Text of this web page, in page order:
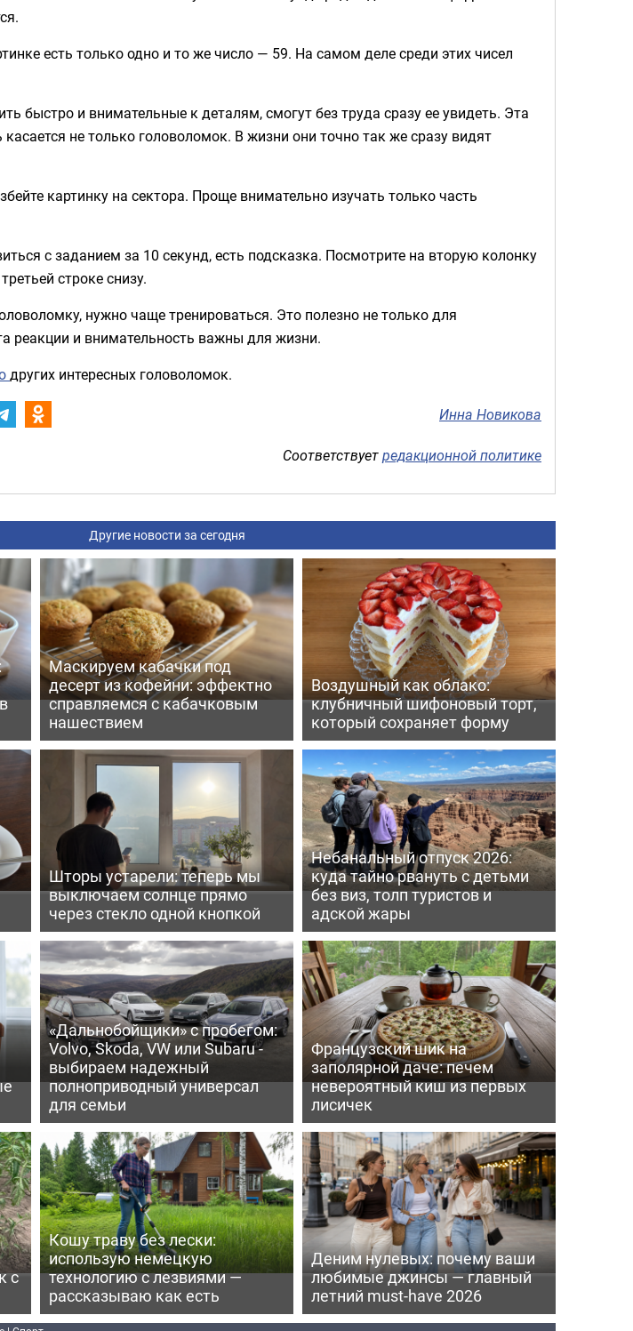
есть только одно и то же число — 59. На самом деле среди этих чисел
быстро и внимательные к деталям, смогут без труда сразу ее увидеть. Эта
касается не только головоломок. В жизни они точно так же сразу видят
картинку на сектора. Проще внимательно изучать только часть
с заданием за 10 секунд, есть подсказка. Посмотрите на вторую колонку
строке снизу.
нужно чаще тренироваться. Это полезно не только для
реакции и внимательность важны для жизни.
других интересных головоломок.
Инна Новикова
Соответствуетредакционной политике
Другие новости за сегодня
Маскируем кабачки под
десерт из кофейни: эффектно
справляемся с кабачковым
нашествием
Воздушный как облако:
клубничный шифоновый торт,
который сохраняет форму
Шторы устарели: теперь мы
выключаем солнце прямо
через стекло одной кнопкой
Небанальный отпуск 2026:
куда тайно рвануть с детьми
без виз, толп туристов и
адской жары
«Дальнобойщики» с пробегом:
Volvo, Skoda, VW или Subaru -
выбираем надежный
полноприводный универсал
для семьи
Французский шик на
заполярной даче: печем
невероятный киш из первых
лисичек
с
Кошу траву без лески:
использую немецкую
технологию с лезвиями —
рассказываю как есть
Деним нулевых: почему ваши
любимые джинсы — главный
летний must-have 2026